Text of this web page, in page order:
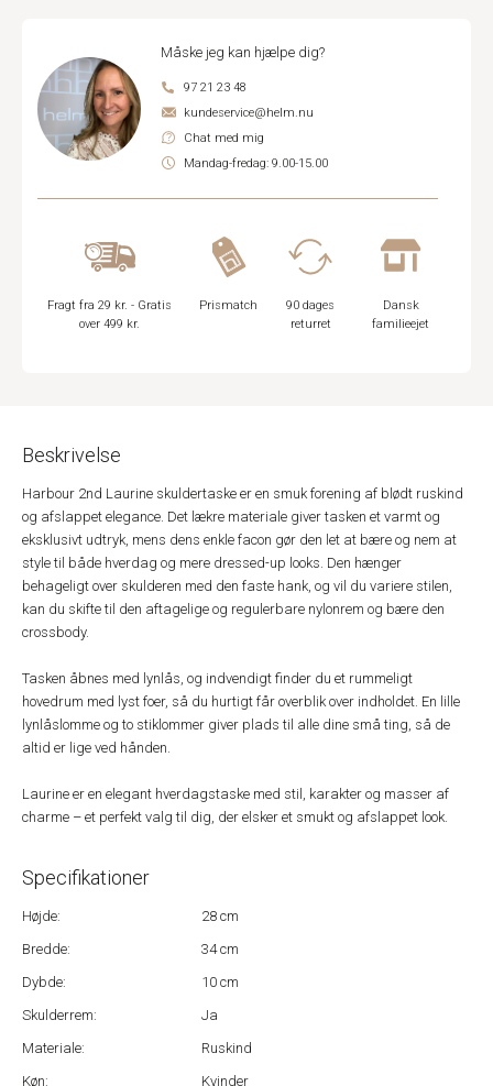
Måske jeg kan hjælpe dig?
97 21 23 48
kundeservice@helm.nu
Chat med mig
Mandag-fredag: 9.00-15.00
Fragt fra 29 kr. - Gratis
over 499 kr.
Prismatch
90 dages
returret
Dansk
familieejet
Beskrivelse
Harbour 2nd Laurine skuldertaske er en smuk forening af blødt ruskind
og afslappet elegance. Det lækre materiale giver tasken et varmt og
eksklusivt udtryk, mens dens enkle facon gør den let at bære og nem at
style til både hverdag og mere dressed-up looks. Den hænger
behageligt over skulderen med den faste hank, og vil du variere stilen,
kan du skifte til den aftagelige og regulerbare nylonrem og bære den
crossbody.
Tasken åbnes med lynlås, og indvendigt finder du et rummeligt
hovedrum med lyst foer, så du hurtigt får overblik over indholdet. En lille
lynlåslomme og to stiklommer giver plads til alle dine små ting, så de
altid er lige ved hånden.
Laurine er en elegant hverdagstaske med stil, karakter og masser af
charme – et perfekt valg til dig, der elsker et smukt og afslappet look.
Specifikationer
Højde:
28 cm
Bredde:
34 cm
Dybde:
10 cm
Skulderrem:
Ja
Materiale:
Ruskind
Køn:
Kvinder